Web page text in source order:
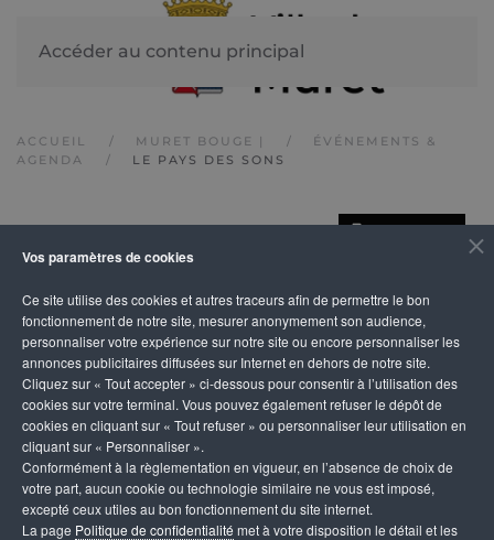
Vos paramètres de cookies
Ce site utilise des cookies et autres traceurs afin de permettre le bon
fonctionnement de notre site, mesurer anonymement son audience,
personnaliser votre expérience sur notre site ou encore personnaliser les
annonces publicitaires diffusées sur Internet en dehors de notre site.
Cliquez sur « Tout accepter » ci-dessous pour consentir à l’utilisation des
cookies sur votre terminal. Vous pouvez également refuser le dépôt de
cookies en cliquant sur « Tout refuser » ou personnaliser leur utilisation en
cliquant sur « Personnaliser ».
Conformément à la règlementation en vigueur, en l’absence de choix de
votre part, aucun cookie ou technologie similaire ne vous est imposé,
excepté ceux utiles au bon fonctionnement du site internet.
La page Politique de confidentialité met à votre disposition le détail et les
Accéder au contenu principal
ACCUEIL MURET BOUGE |
ÉVÉNEMENTS &
AGENDA
LE PAYS DES SONS
Le pays des sons